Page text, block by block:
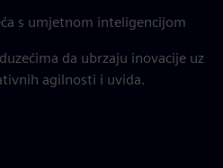
s umjetnom inteligencijom
da ubrzaju inovacije uz
agilnosti i uvida.